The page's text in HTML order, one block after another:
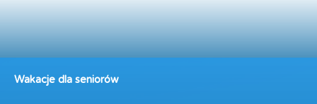
Wakacje dla seniorów